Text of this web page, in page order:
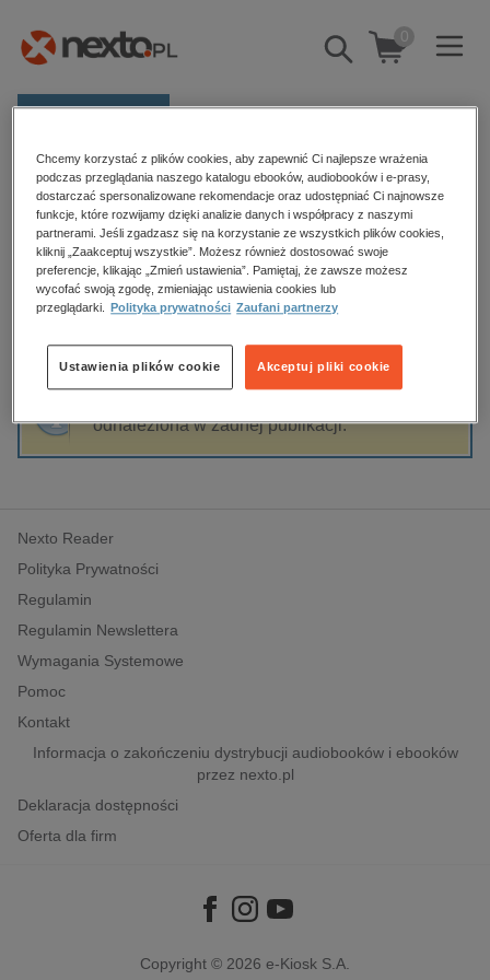
Pokaż/schowaj
wyszukiwarkę
0
Kategorie
Zobacz wszystkie E-prasa
budownictwo, aranżacja wnętrz
biznesowe, branżowe, gospodarka
dzienniki
edukacja
hobby, sport, rozrywka
komputery, internet, technologie, informatyka
polityka, społeczno-informacyjne
psychologiczne
inne
popularno-naukowe
historia
Strona główna Dorota Segda
Dorota Segda
Sortowanie Filtrowanie
odnaleziona w żadnej publikacji.
Nexto Reader
Polityka Prywatności
Regulamin
Regulamin Newslettera
Wymagania Systemowe
Pomoc
Kontakt
Informacja o zakończeniu dystrybucji audiobooków i ebooków
przez nexto.pl
Deklaracja dostępności
Oferta dla firm
Copyright © 2026 e-Kiosk S.A.
Chcemy korzystać z plików cookies, aby zapewnić Ci najlepsze wrażenia
podczas przeglądania naszego katalogu ebooków, audiobooków i e-prasy,
dostarczać spersonalizowane rekomendacje oraz udostępniać Ci najnowsze
funkcje, które rozwijamy dzięki analizie danych i współpracy z naszymi
partnerami. Jeśli zgadzasz się na korzystanie ze wszystkich plików cookies,
kliknij „Zaakceptuj wszystkie”. Możesz również dostosować swoje
preferencje, klikając „Zmień ustawienia”. Pamiętaj, że zawsze możesz
wycofać swoją zgodę, zmieniając ustawienia cookies lub
przeglądarki.
Polityka prywatności Zaufani partnerzy
Akceptuj pliki cookie
Ustawienia plików cookie